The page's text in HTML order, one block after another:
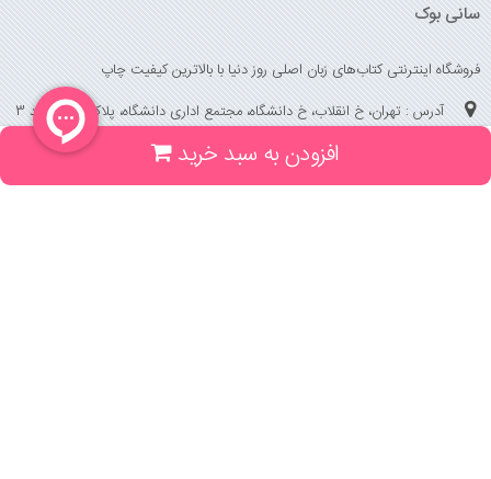
افزودن به سبد خرید
سانی بوک
فروشگاه اینترنتی کتاب‌های زبان اصلی روز دنیا با بالاترین کیفیت چاپ
آدرس : تهران، خ انقلاب، خ دانشگاه، مجتمع اداری دانشگاه، پلاک 158 واحد 3
(جهت خرید حضوری، تلفنی ، پیگیری سفارشات سایت با شماره تلفن 02166175070
تماس حاصل فرمایید)